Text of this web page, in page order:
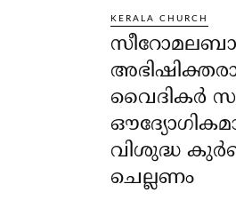
KERALA CHURCH
വൈദികർ
വിശുദ്ധ
ചെല്ലണം